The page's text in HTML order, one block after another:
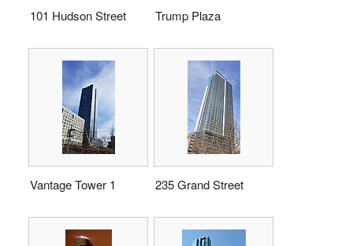
101 Hudson Street Trump Plaza
Vantage Tower 1 235 Grand Street